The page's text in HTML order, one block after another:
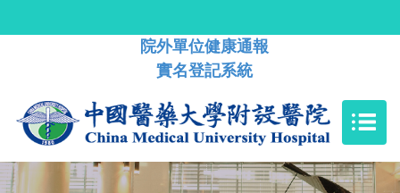
院外單位健康通報
實名登記系統